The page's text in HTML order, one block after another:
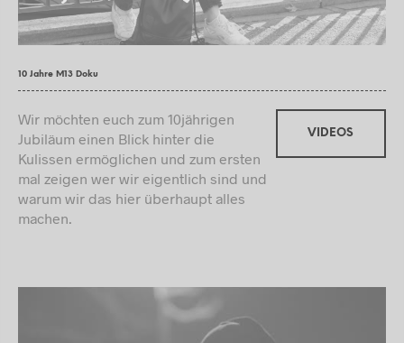
10 Jahre M13 Doku
Wir möchten euch zum 10jährigen
Jubiläum einen Blick hinter die
Kulissen ermöglichen und zum ersten
mal zeigen wer wir eigentlich sind und
warum wir das hier überhaupt alles
machen.
VIDEOS